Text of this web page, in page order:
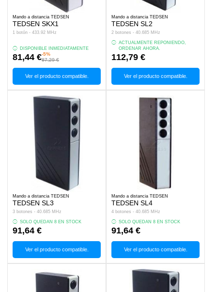
Mando a distancia TEDSEN
TEDSEN SKX1
1 botón - 433.92 MHz
DISPONIBLE INMEDIATAMENTE
81,44 €-5%
87,29 €
Ver el producto compatible.
Mando a distancia TEDSEN
TEDSEN SL2
2 botones - 40.685 MHz
ACTUALMENTE REPONIENDO,
ORDENAR AHORA.
112,79 €
Ver el producto compatible.
Mando a distancia TEDSEN
TEDSEN SL3
3 botones - 40.685 MHz
SOLO QUEDAN 8 EN STOCK
91,64 €
Ver el producto compatible.
Mando a distancia TEDSEN
TEDSEN SL4
4 botones - 40.685 MHz
SOLO QUEDAN 8 EN STOCK
91,64 €
Ver el producto compatible.